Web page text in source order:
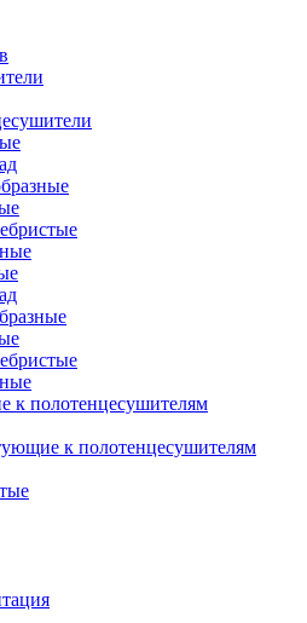
к полотенцесушителям
к полотенцесушителям